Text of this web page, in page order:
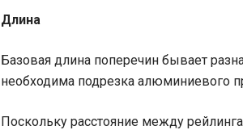
Длина
Базовая длина поперечин бывает
необходима подрезка алюминиевого
Поскольку расстояние между